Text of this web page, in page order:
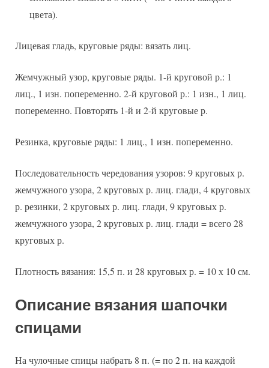
цвета).
Лицевая гладь, круговые ряды: вязать лиц.
Жемчужный узор, круговые ряды. 1-й круговой р.: 1
лиц., 1 изн. попеременно. 2-й круговой р.: 1 изн., 1 лиц.
попеременно. Повторять 1-й и 2-й круговые р.
Резинка, круговые ряды: 1 лиц., 1 изн. попеременно.
Последовательность чередования узоров: 9 круговых р.
жемчужного узора, 2 круговых р. лиц. глади, 4 круговых
р. резинки, 2 круговых р. лиц. глади, 9 круговых р.
жемчужного узора, 2 круговых р. лиц. глади = всего 28
круговых р.
Плотность вязания: 15,5 п. и 28 круговых р. = 10 х 10 см.
Описание вязания шапочки
спицами
На чулочные спицы набрать 8 п. (= по 2 п. на каждой